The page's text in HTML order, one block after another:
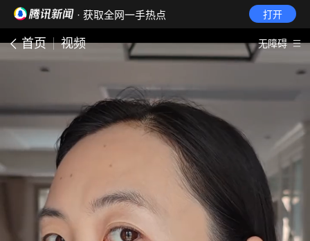
· 获取全网一手热点 打开
首页 视频 无障碍